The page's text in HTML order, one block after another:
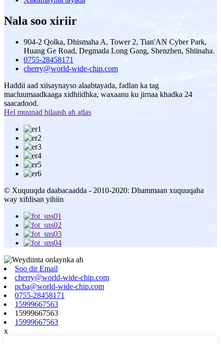
Nala soo xiriir
904-2 Qolka, Dhismaha A, Tower 2, Tian'AN Cyber ​​Park,
Huang Ge Road, Degmada Long Gang, Shenzhen, Shiinaha.
0755-28458171
cherry@world-wide-chip.com
Haddii aad xiisaynayso alaabtayada, fadlan ka tag
macluumaadkaaga xidhiidhka, waxaanu ku jirnaa khadka 24
saacadood.
Hel muunad bilaash ah atlas
© Xuquuqda daabacaadda - 2010-2020: Dhammaan xuquuqaha
way xifdisan yihiin
Soo dir Email
cherry@world-wide-chip.com
pcba@world-wide-chip.com
0755-28458171
15999667563
15999667563
15999667563
x